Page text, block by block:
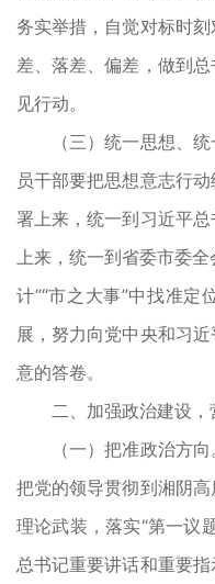
务实举措，自觉对标时
差、落差、偏差，做到
见行动。
（三）统一思想、统
员干部要把思想意志行
署上来，统一到习近平
上来，统一到省委市委全
计”“市之大事”中找准
展，努力向党中央和习
意的答卷。
二、加强政治建设，
（一）把准政治方向
把党的领导贯彻到湘阴
理论武装，落实“第一议
总书记重要讲话和重要